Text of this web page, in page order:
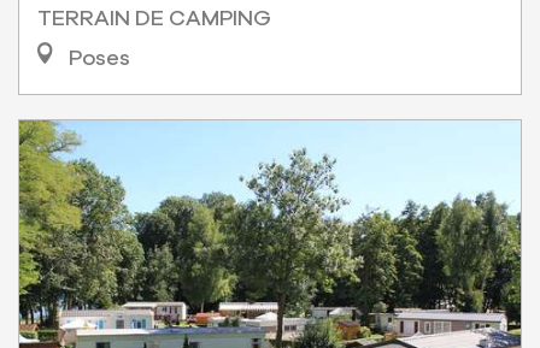
TERRAIN DE CAMPING
Poses